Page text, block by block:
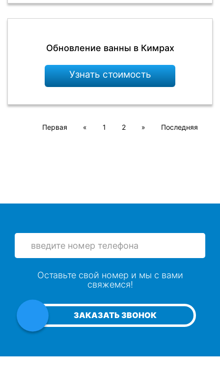
Обновление ванны в Кимрах
Узнать стоимость
Первая « 1 2 » Последняя
ЗАКАЗАТЬ ЗВОНОК
Оставьте свой номер и мы с вами
свяжемся!